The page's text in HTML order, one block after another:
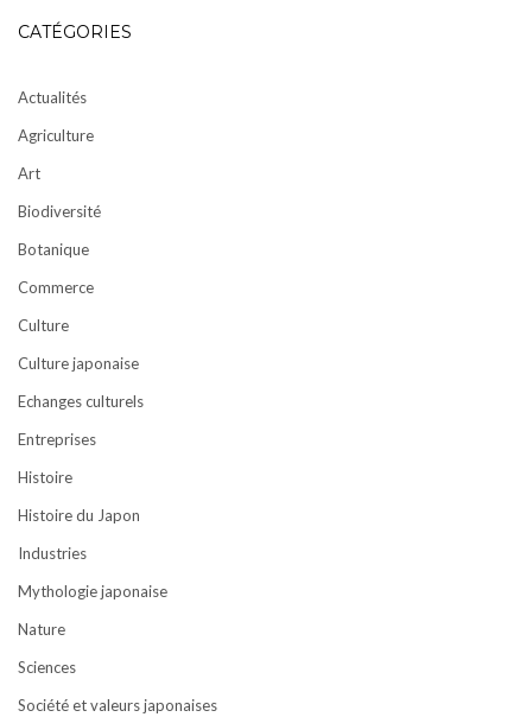
CATÉGORIES
Actualités
Agriculture
Art
Biodiversité
Botanique
Commerce
Culture
Culture japonaise
Echanges culturels
Entreprises
Histoire
Histoire du Japon
Industries
Mythologie japonaise
Nature
Sciences
Société et valeurs japonaises